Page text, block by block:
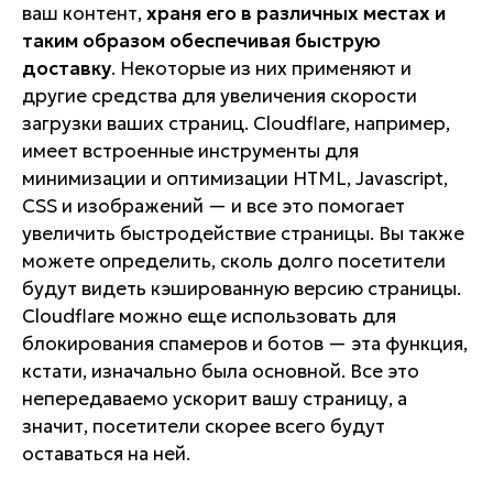
ваш контент,храня его в различных местах и
таким образом обеспечивая быструю
доставку. Некоторые из них применяют и
другие средства для увеличения скорости
загрузки ваших страниц. Cloudflare, например,
имеет встроенные инструменты для
минимизации и оптимизации HTML, Javascript,
CSS и изображений — и все это помогает
увеличить быстродействие страницы. Вы также
можете определить, сколь долго посетители
будут видеть кэшированную версию страницы.
Cloudflare можно еще использовать для
блокирования спамеров и ботов — эта функция,
кстати, изначально была основной. Все это
непередаваемо ускорит вашу страницу, а
значит, посетители скорее всего будут
оставаться на ней.